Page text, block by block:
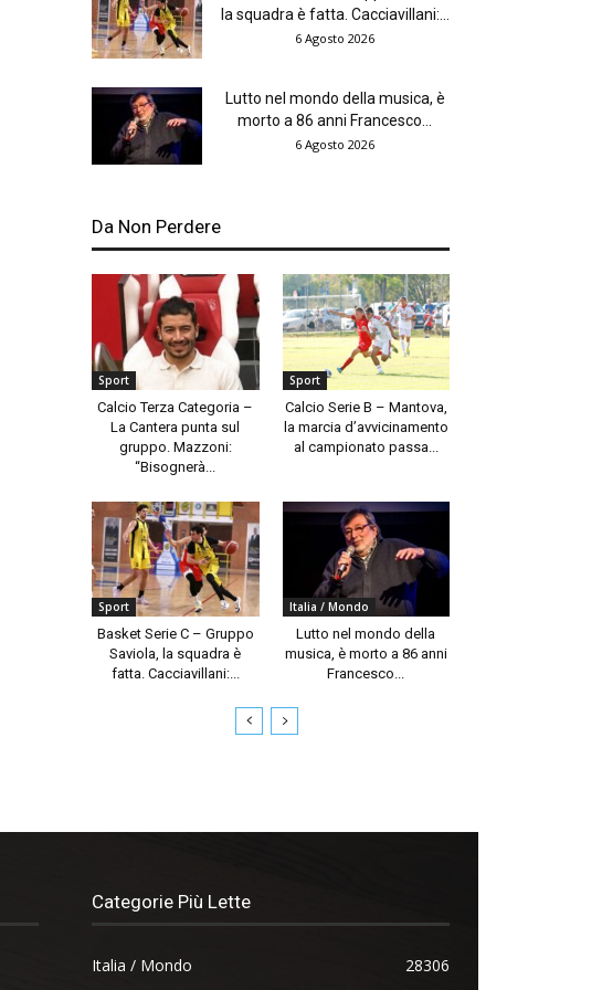
la squadra è fatta. Cacciavillani:...
6 Agosto 2026
Lutto nel mondo della musica, è
morto a 86 anni Francesco...
6 Agosto 2026
Da Non Perdere
Sport
Calcio Terza Categoria –
La Cantera punta sul
gruppo. Mazzoni:
“Bisognerà...
Sport
Calcio Serie B – Mantova,
la marcia d’avvicinamento
al campionato passa...
Sport
Basket Serie C – Gruppo
Saviola, la squadra è
fatta. Cacciavillani:...
Italia / Mondo
Lutto nel mondo della
musica, è morto a 86 anni
Francesco...
Categorie Più Lette
Italia / Mondo
28306